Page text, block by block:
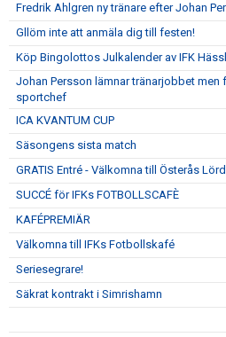
Fredrik Ahlgren ny tränare efter Johan
Gllöm inte att anmäla dig till festen!
Köp Bingolottos Julkalender av IFK
Johan Persson lämnar tränarjobbet men
sportchef
ICA KVANTUM CUP
Säsongens sista match
GRATIS Entré - Välkomna till Österås
SUCCÉ för IFKs FOTBOLLSCAFÈ
KAFÉPREMIÄR
Välkomna till IFKs Fotbollskafé
Seriesegrare!
Säkrat kontrakt i Simrishamn